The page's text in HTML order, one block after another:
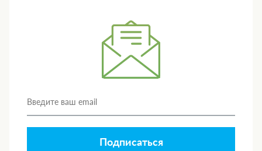
Подписаться